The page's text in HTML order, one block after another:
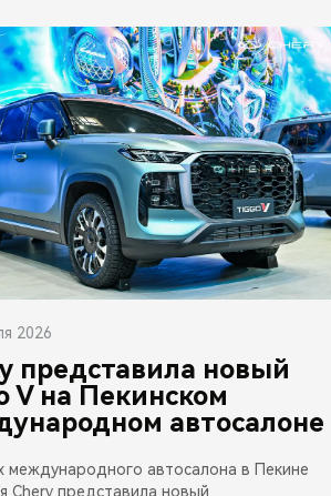
2026
представила новый
V на Пекинском
автосалоне
международного автосалона в Пекине
Chery представила новый